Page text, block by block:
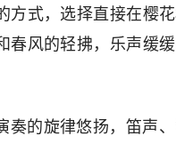
方式，选择直接在樱
春风的轻拂，乐声缓
奏的旋律悠扬，笛声